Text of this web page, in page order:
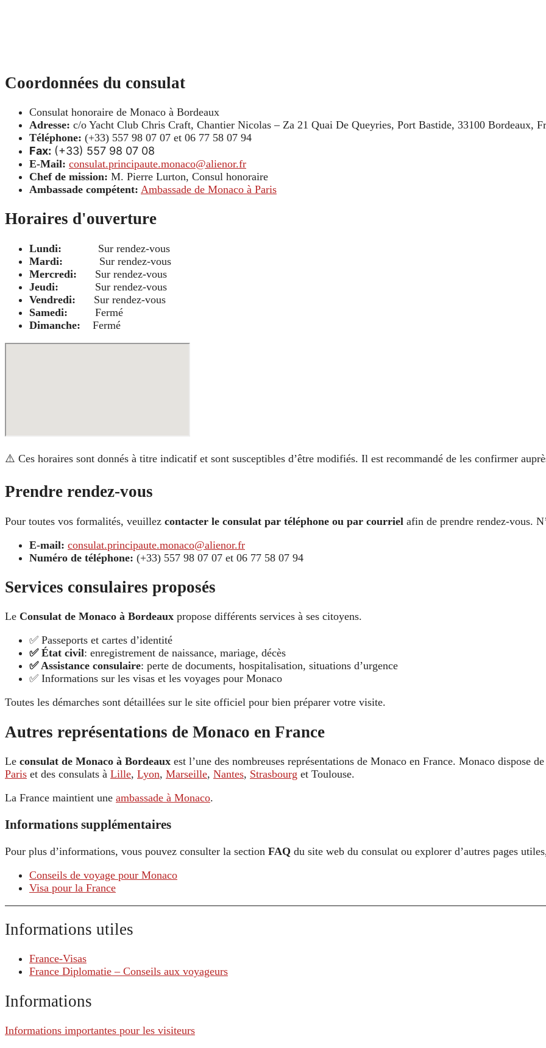
Coordonnées du consulat
Consulat honoraire de Monaco à Bordeaux
Adresse: c/o Yacht Club Chris Craft, Chantier Nicolas – Za 21 Quai De Queyries, Port Bastide, 33100 Bordeaux,
Téléphone: (+33) 557 98 07 07 et 06 77 58 07 94
Fax: (+33) 557 98 07 08
E-Mail: consulat.principaute.monaco@alienor.fr
Chef de mission: M. Pierre Lurton, Consul honoraire
Ambassade compétent: Ambassade de Monaco à Paris
Horaires d'ouverture
Lundi: Sur rendez-vous
Mardi: Sur rendez-vous
Mercredi: Sur rendez-vous
Jeudi: Sur rendez-vous
Vendredi: Sur rendez-vous
Samedi: Fermé
Dimanche: Fermé
⚠️ Ces horaires sont donnés à titre indicatif et sont susceptibles d’être modifiés. Il est recommandé de les confirmer
Prendre rendez-vous
Pour toutes vos formalités, veuillez contacter le consulat par téléphone ou par courriel afin de prendre rendez-vous.
E-mail: consulat.principaute.monaco@alienor.fr
Numéro de téléphone: (+33) 557 98 07 07 et 06 77 58 07 94
Services consulaires proposés
Le Consulat de Monaco à Bordeaux propose différents services à ses citoyens.
✅ Passeports et cartes d’identité
✅ État civil: enregistrement de naissance, mariage, décès
✅ Assistance consulaire: perte de documents, hospitalisation, situations d’urgence
✅ Informations sur les visas et les voyages pour Monaco
Toutes les démarches sont détaillées sur le site officiel pour bien préparer votre visite.
Autres représentations de Monaco en France
Le consulat de Monaco à Bordeaux est l’une des nombreuses représentations de Monaco en France. Monaco dispose
Paris et des consulats à Lille, Lyon, Marseille, Nantes, Strasbourg et Toulouse.
La France maintient une ambassade à Monaco.
Informations supplémentaires
Pour plus d’informations, vous pouvez consulter la section FAQ du site web du consulat ou explorer d’autres pages
Conseils de voyage pour Monaco
Visa pour la France
Informations utiles
France-Visas
France Diplomatie – Conseils aux voyageurs
Informations
Informations importantes pour les visiteurs